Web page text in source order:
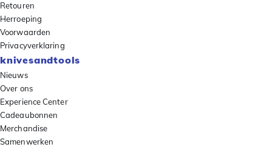
Retouren
Herroeping
Voorwaarden
Privacyverklaring
knivesandtools
Nieuws
Over ons
Experience Center
Cadeaubonnen
Merchandise
Samenwerken